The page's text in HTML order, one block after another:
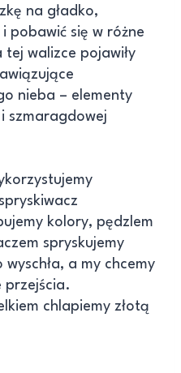
na gładko,
pobawić się w różne
walizce pojawiły
nieba – elementy
szmaragdowej
kolory, pędzlem
spryskujemy
a my chcemy
przejścia.
chlapiemy złotą